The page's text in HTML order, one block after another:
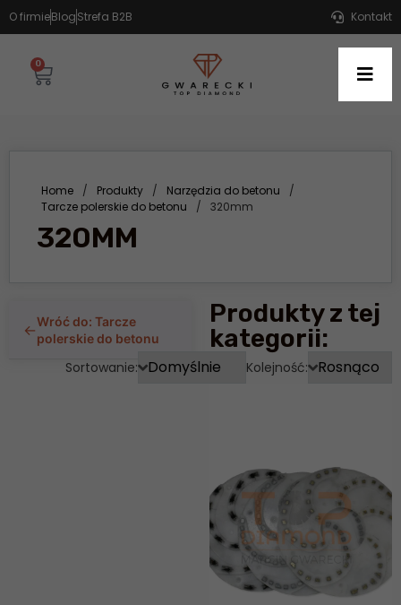
O firmieBlogStrefa B2B Kontakt
0
Home / Produkty / Narzędzia do betonu
/
Tarcze polerskie do betonu
/ 320mm
320MM
←Wróć do: Tarcze
polerskie do betonu
Produkty z tej
kategorii:
Sortowanie: Kolejność: